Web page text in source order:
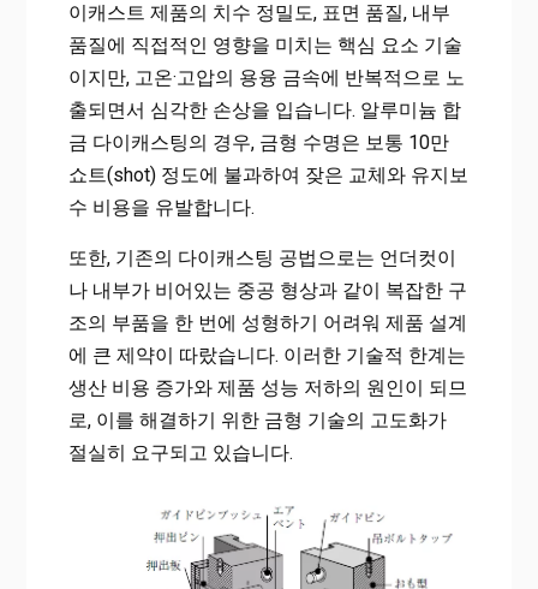
이캐스트 제품의 치수 정밀도, 표면 품질, 내부
품질에 직접적인 영향을 미치는 핵심 요소 기술
이지만, 고온·고압의 용융 금속에 반복적으로 노
출되면서 심각한 손상을 입습니다. 알루미늄 합
금 다이캐스팅의 경우, 금형 수명은 보통 10만
쇼트(shot) 정도에 불과하여 잦은 교체와 유지보
수 비용을 유발합니다.
또한, 기존의 다이캐스팅 공법으로는 언더컷이
나 내부가 비어있는 중공 형상과 같이 복잡한 구
조의 부품을 한 번에 성형하기 어려워 제품 설계
에 큰 제약이 따랐습니다. 이러한 기술적 한계는
생산 비용 증가와 제품 성능 저하의 원인이 되므
로, 이를 해결하기 위한 금형 기술의 고도화가
절실히 요구되고 있습니다.